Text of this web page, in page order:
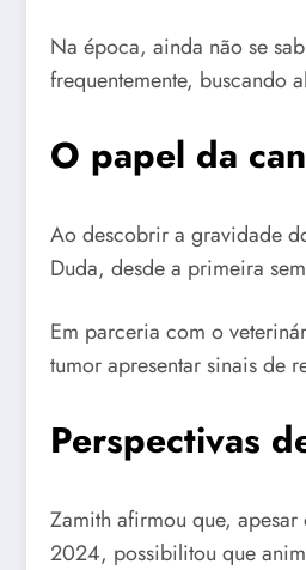
Na época, ainda não se
frequentemente, buscando
O papel da
Ao descobrir a gravidade
Duda, desde a primeira
Em parceria com o
tumor apresentar sinais de
Perspectivas
Zamith afirmou que,
2024, possibilitou que